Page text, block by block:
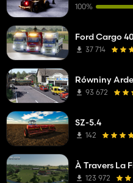
100%
Ford Cargo
37 714
Równiny
93 672
SZ-5.4
142
À Travers La
123 972